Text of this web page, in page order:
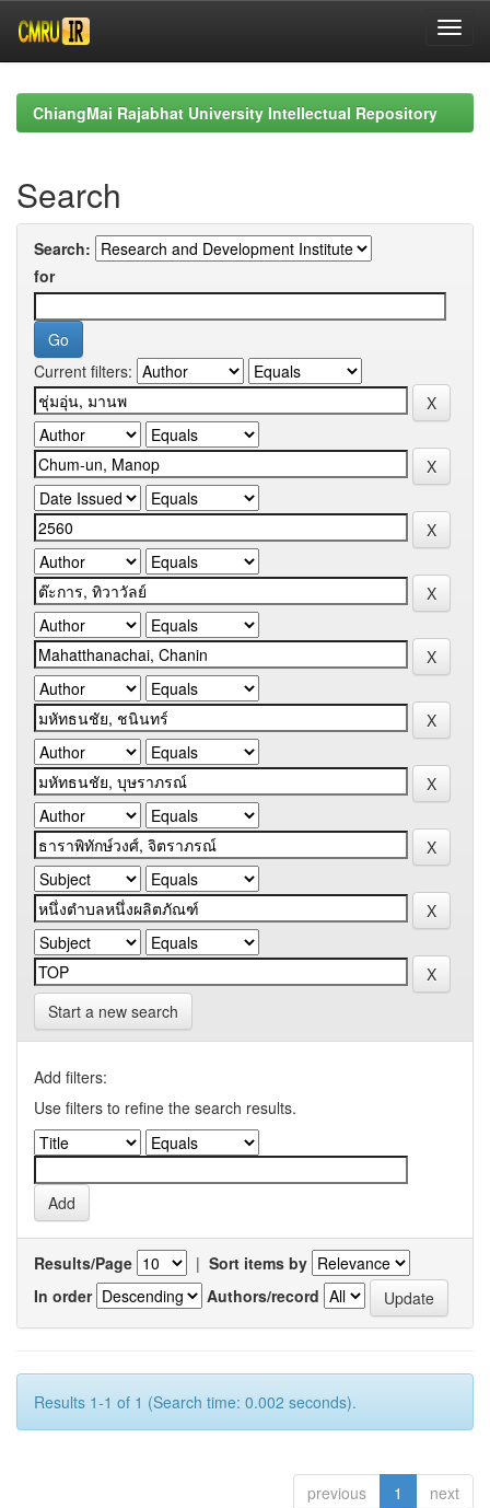
navigationChiangMai Rajabhat University Intellectual Repository
Search
Search:
for
Current filters:
Start a new search
Add filters:
Use filters to refine the search results.
Results/Page | Sort items by
In order
Authors/record
Results 1-1 of 1 (Search time: 0.002 seconds).
previous 1 next